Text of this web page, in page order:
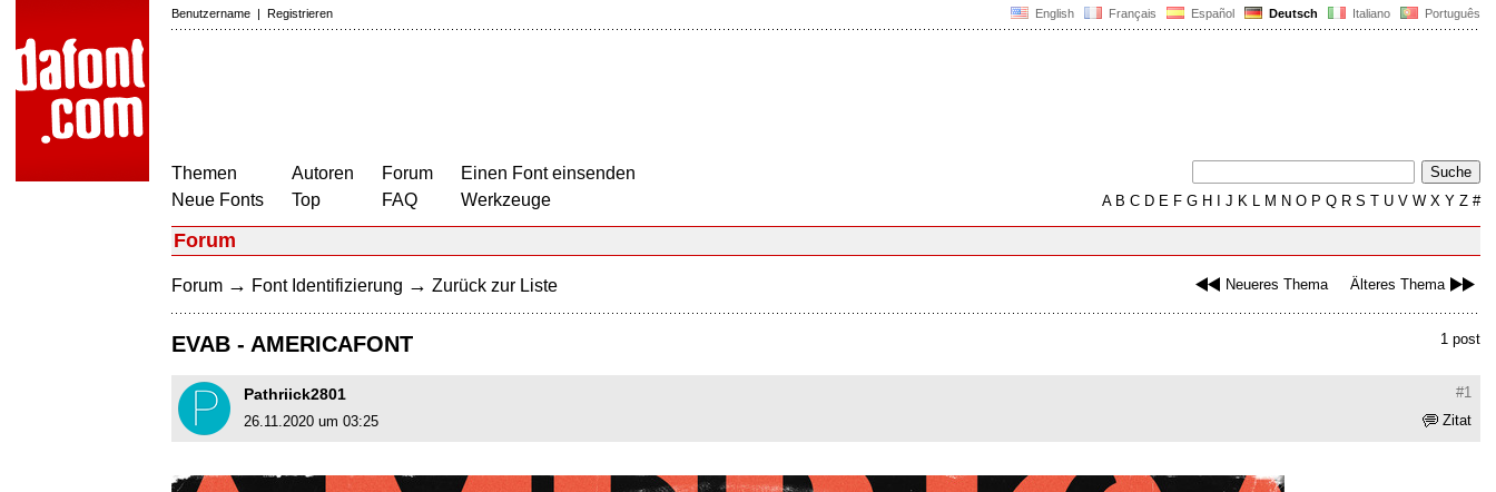
English Français Español Deutsch Italiano Português
Benutzername | Registrieren
Themen
Neue Fonts
Autoren
Top
Forum
FAQ
Einen Font einsenden
Werkzeuge
AB C D E F G H J K L M N O P Q R S T U V W X Y Z #
Forum
Neueres Thema Älteres Thema
Forum → Font Identifizierung → Zurück zur Liste
1 post
EVAB - AMERICAFONT
#1
Pathriick2801
Zitat
26.11.2020 um 03:25